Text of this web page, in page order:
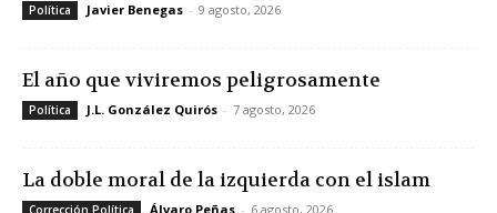
Política Javier Benegas - 9 agosto, 2026
El año que viviremos peligrosamente
Política J.L. González Quirós - 7 agosto, 2026
La doble moral de la izquierda con el islam
Corrección Política Álvaro Peñas - 6 agosto, 2026